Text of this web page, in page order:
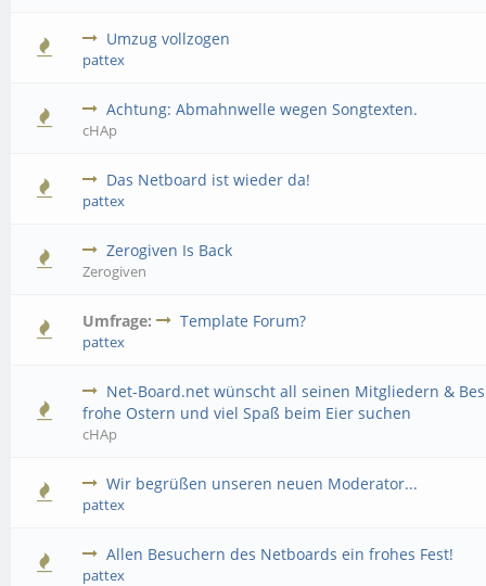
Umzug vollzogen
pattex
Achtung: Abmahnwelle wegen Songtexten.
cHAp
Das Netboard ist wieder da!
pattex
Zerogiven Is Back
Zerogiven
Umfrage: Template Forum?
pattex
Net-Board.net wünscht all seinen Mitgliedern &
frohe Ostern und viel Spaß beim Eier suchen
cHAp
Wir begrüßen unseren neuen Moderator...
pattex
Allen Besuchern des Netboards ein frohes Fest!
pattex